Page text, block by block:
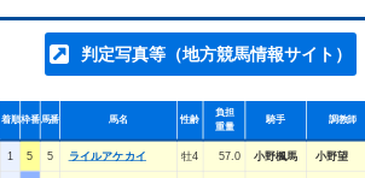
判定写真等（地方競馬情報サイト）
着順枠番馬番 馬名 性齢
負担
重量
騎手 調教師
1 5 5 ライルアケカイ 牡4 57.0 小野楓馬 小野望